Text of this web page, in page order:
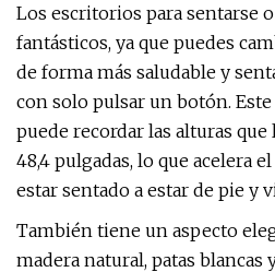
Los escritorios para sentarse
fantásticos, ya que puedes
de forma más saludable y
con solo pulsar un botón.
puede recordar las alturas que
48,4 pulgadas, lo que acelera
estar sentado a estar de pie y
También tiene un aspecto
madera natural, patas blancas